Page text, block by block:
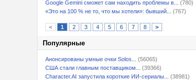
Google Gemini сможет сам находить проблемы в...
(780)
«Это на 100 % не то, что мы хотели»: бывший...
(767)
< 1 2 3 4 5 6 7 8 >
Популярные
Анонсированы умные очки Solos...
(56065)
США стали главным поставщиком...
(39366)
Character.AI запустила короткие ИИ-сериалы...
(38981)